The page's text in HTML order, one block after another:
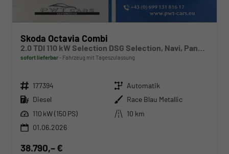
Skoda Octavia Combi
sofort lieferbar Fahrzeug mit Tageszulassung
Fahrzeugnr. 177394 Getriebe Automatik
Kraftstoff Diesel Außenfarbe Race Blau Metallic
Leistung 110 kW (150 PS) Kilometerstand
10 km
01.06.2026
38.790,– €